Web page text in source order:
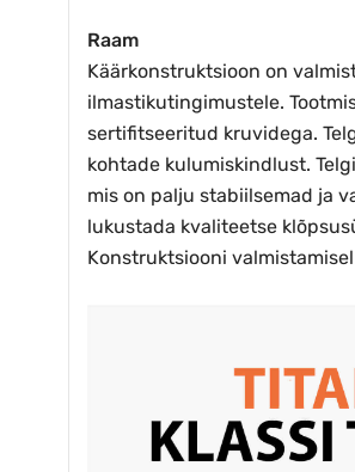
Raam
Käärkonstruktsioon on
ilmastikutingimustele.
sertifitseeritud kruvidega.
kohtade kulumiskindlust.
mis on palju stabiilsemad ja
lukustada kvaliteetse
Konstruktsiooni